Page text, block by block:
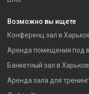
Возможно вы ищете
Конференц зал в
Аренда помещения под
Банкетный зал в
Аренда зала для